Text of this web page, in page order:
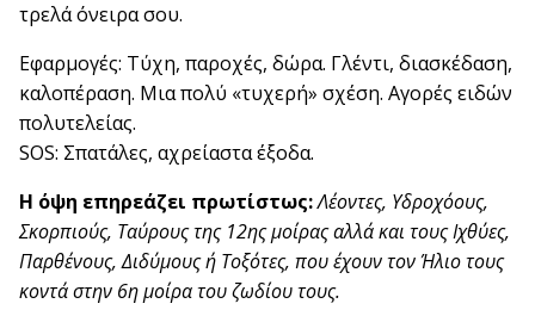
τρελά όνειρα σου.
Εφαρμογές: Τύχη, παροχές, δώρα. Γλέντι, διασκέδαση,
καλοπέραση. Μια πολύ «τυχερή» σχέση. Αγορές ειδών
πολυτελείας.
SOS: Σπατάλες, αχρείαστα έξοδα.
Η όψη επηρεάζει πρωτίστως:Λέοντες, Υδροχόους,
Σκορπιούς, Ταύρους της 12ης μοίρας αλλά και τους Ιχθύες,
Παρθένους, Διδύμους ή Τοξότες, που έχουν τον Ήλιο τους
κοντά στην 6η μοίρα του ζωδίου τους.